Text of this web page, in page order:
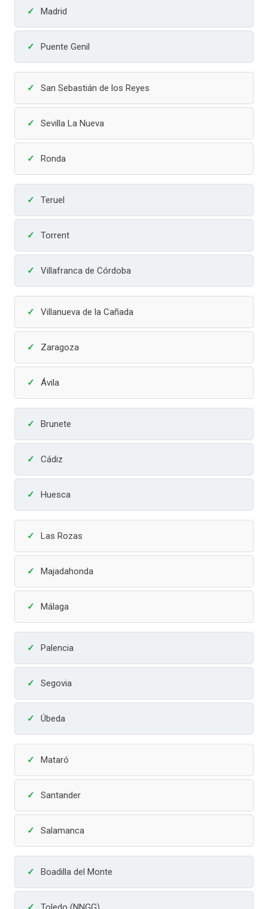
Madrid
Puente Genil
San Sebastián de los Reyes
Sevilla La Nueva
Ronda
Teruel
Torrent
Villafranca de Córdoba
Villanueva de la Cañada
Zaragoza
Ávila
Brunete
Cádiz
Huesca
Las Rozas
Majadahonda
Málaga
Palencia
Segovia
Úbeda
Mataró
Santander
Salamanca
Boadilla del Monte